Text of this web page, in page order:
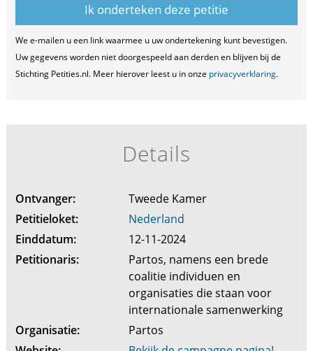
We e-mailen u een link waarmee u uw ondertekening kunt bevestigen.
Uw gegevens worden niet doorgespeeld aan derden en blijven bij de
Stichting Petities.nl. Meer hierover leest u in onze privacyverklaring.
Details
Ontvanger:
Tweede Kamer
Petitieloket:
Nederland
Einddatum:
12-11-2024
Petitionaris:
Partos, namens een brede
coalitie individuen en
organisaties die staan voor
internationale samenwerking
Organisatie:
Partos